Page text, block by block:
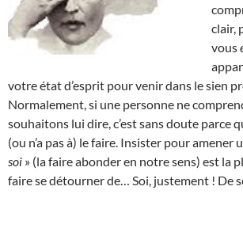
clair,
vous
votre état d’esprit pour venir dans le sien
Normalement, si une personne ne
souhaitons lui dire, c’est sans doute parce
(ou n’a pas à) le faire. Insister pour amener
soi » (la faire abonder en notre sens) est la
faire se détourner de… Soi, justement ! De